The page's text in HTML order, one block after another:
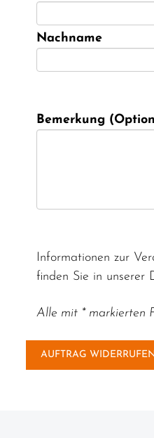
Nachname
Bemerkung
Informationen zur
finden Sie in unserer
Alle mit * markierten